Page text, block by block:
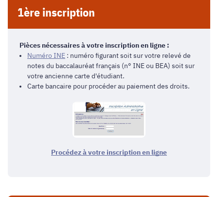
1ère inscription
Pièces nécessaires à votre inscription en ligne :
Numéro INE : numéro figurant soit sur votre relevé de
notes du baccalauréat français (n° INE ou BEA) soit sur
votre ancienne carte d'étudiant.
Carte bancaire pour procéder au paiement des droits.
Procédez à votre inscription en ligne